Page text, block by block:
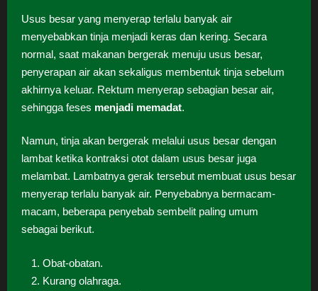
Usus besar yang menyerap terlalu banyak air
menyebabkan tinja menjadi keras dan kering. Secara
normal, saat makanan bergerak menuju usus besar,
penyerapan air akan sekaligus membentuk tinja sebelum
akhirnya keluar. Rektum menyerap sebagian besar air,
sehingga feses menjadi memadat.
Namun, tinja akan bergerak melalui usus besar dengan
lambat ketika kontraksi otot dalam usus besar juga
melambat. Lambatnya gerak tersebut membuat usus besar
menyerap terlalu banyak air. Penyebabnya bermacam-
macam, beberapa penyebab sembelit paling umum
sebagai berikut.
Obat-obatan.
Kurang olahraga.